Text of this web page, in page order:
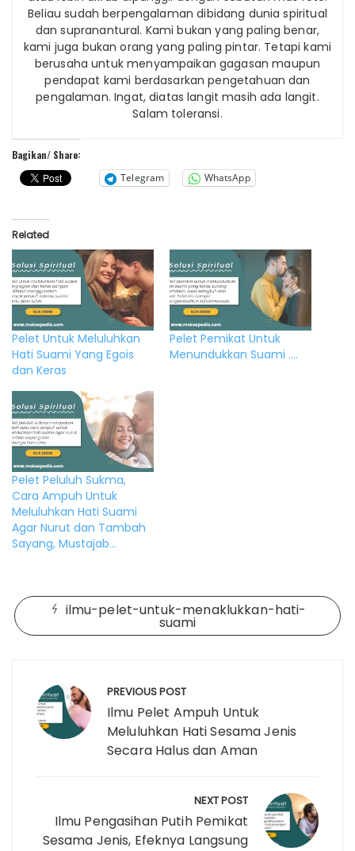
Beliau sudah berpengalaman dibidang dunia spiritual
dan supranantural. Kami bukan yang paling benar,
kami juga bukan orang yang paling pintar. Tetapi kami
berusaha untuk menyampaikan gagasan maupun
pendapat kami berdasarkan pengetahuan dan
pengalaman. Ingat, diatas langit masih ada langit.
Salam toleransi.
Bagikan/ Share:
Telegram
WhatsApp
Related
Pelet Untuk Meluluhkan
Hati Suami Yang Egois
dan Keras
Pelet Pemikat Untuk
Menundukkan Suami ….
Pelet Peluluh Sukma,
Cara Ampuh Untuk
Meluluhkan Hati Suami
Agar Nurut dan Tambah
Sayang, Mustajab…
ilmu-pelet-untuk-menaklukkan-hati-
suami
navigation PREVIOUS POST
Ilmu Pelet Ampuh Untuk
Meluluhkan Hati Sesama Jenis
Secara Halus dan Aman
NEXT POST
Ilmu Pengasihan Putih Pemikat
Sesama Jenis, Efeknya Langsung